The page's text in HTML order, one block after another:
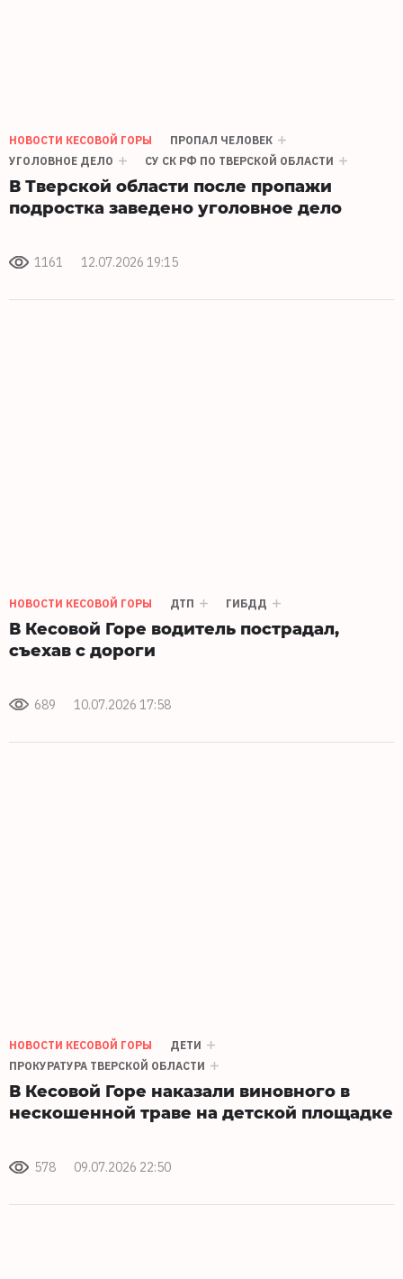
НОВОСТИ КЕСОВОЙ ГОРЫ
ПРОПАЛ ЧЕЛОВЕК
УГОЛОВНОЕ ДЕЛО
СУ СК РФ ПО ТВЕРСКОЙ ОБЛАСТИ
В Тверской области после пропажи
подростка заведено уголовное дело
1161 12.07.2026 19:15
НОВОСТИ КЕСОВОЙ ГОРЫ ДТП ГИБДД
В Кесовой Горе водитель пострадал,
съехав с дороги
689 10.07.2026 17:58
НОВОСТИ КЕСОВОЙ ГОРЫ
ДЕТИ
ПРОКУРАТУРА ТВЕРСКОЙ ОБЛАСТИ
В Кесовой Горе наказали виновного в
нескошенной траве на детской площадке
578 09.07.2026 22:50